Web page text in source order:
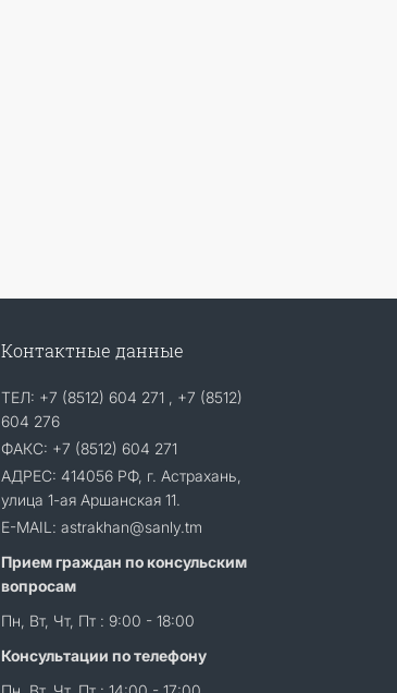
Контактные данные
ТЕЛ: +7 (8512) 604 271 , +7 (8512)
604 276
ФАКС: +7 (8512) 604 271
АДРЕС: 414056 РФ, г. Астрахань,
улица 1-ая Аршанская 11.
E-MAIL: astrakhan@sanly.tm
Прием граждан по консульским
вопросам
Пн, Вт, Чт, Пт : 9:00 - 18:00
Консультации по телефону